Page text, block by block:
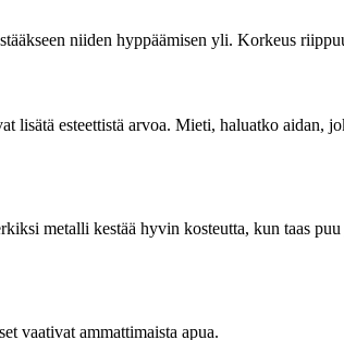
niiden hyppäämisen yli. Korkeus
esteettistä arvoa. Mieti, haluatko aidan,
metalli kestää hyvin kosteutta, kun taas
vaativat ammattimaista apua.